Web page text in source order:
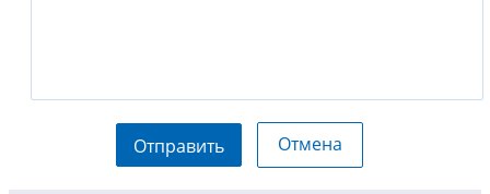
Отправить Отмена